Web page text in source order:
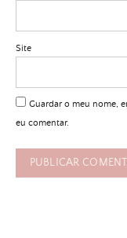
Site
Guardar o meu nome,
eu comentar.